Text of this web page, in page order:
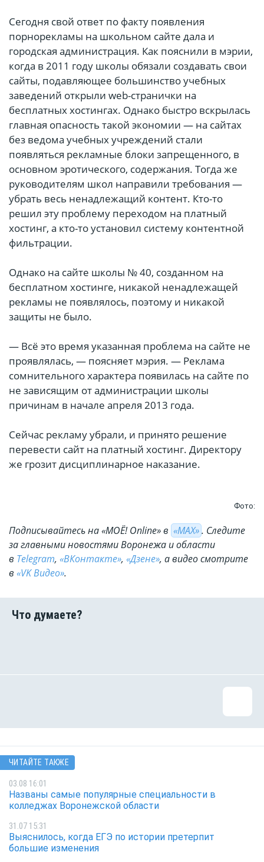
Сегодня свой ответ по факту появления
порнорекламы на школьном сайте дала и
городская администрация. Как пояснили в мэрии,
когда в 2011 году школы обязали создавать свои
сайты, подавляющее большинство учебных
заведений открыли web-странички на
бесплатных хостингах. Однако быстро вскрылась
главная опасность такой экономии — на сайтах
без ведома учебных учреждений стали
появляться рекламные блоки запрещенного, в
основном эротического, содержания. Тогда же
руководителям школ направили требования —
убрать весь ненадлежащий контент. Кто-то
решил эту проблему переходом на платный
хостинг, а кто-то установил систему контентной
фильтрации.
Однако на сайте школы № 40, созданном на
бесплатном хостинге, никакой ненадлежащей
рекламы не появлялось, поэтому и никакой
защиты не было.
— Всё это время указанная проблема на сайте не
проявлялась, — поясняет мэрия. — Реклама
сомнительного характера появилась на сайте по
не зависящим от администрации школы
причинам в начале апреля 2013 года.
Сейчас рекламу убрали, и принято решение
перевести сайт на платный хостинг. Директору
же грозит дисциплинарное наказание.
Фото:
Подписывайтесь на «МОЁ! Online» в «МАХ». Cледите
за главными новостями Воронежа и области
в Telegram, «ВКонтакте», «Дзене», а видео смотрите
в «VK Видео».
ЧИТАЙТЕ ТАКЖЕ
03.08 16:01
Названы самые популярные специальности в
колледжах Воронежской области
31.07 15:31
Выяснилось, когда ЕГЭ по истории претерпит
большие изменения